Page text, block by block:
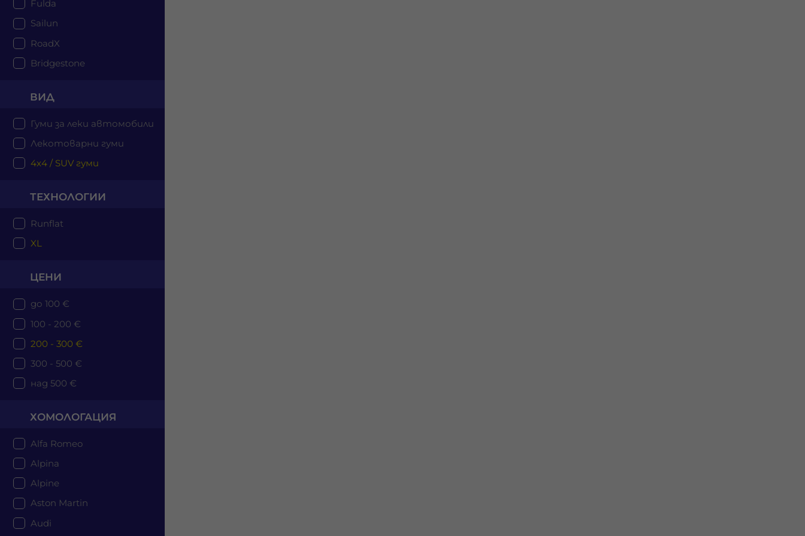
Fulda
Sailun
RoadX
Bridgestone
ВИД
Гуми за леки автомобили
Лекотоварни гуми
4x4 / SUV гуми
ТЕХНОЛОГИИ
Runflat
XL
ЦЕНИ
до 100 €
100 - 200 €
200 - 300 €
300 - 500 €
над 500 €
ХОМОЛОГАЦИЯ
Alfa Romeo
Alpina
Alpine
Aston Martin
Audi